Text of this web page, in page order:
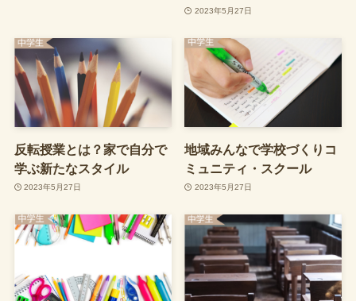
2023年5月27日
反転授業とは？家で自分で
学ぶ新たなスタイル
2023年5月27日
地域みんなで学校づくりコ
ミュニティ・スクール
2023年5月27日